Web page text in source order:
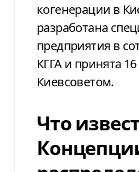
когенерации в
разработана
предприятия в
КГГА и принята
Киевсоветом.
Что